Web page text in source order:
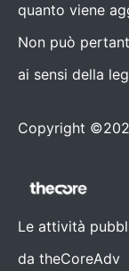
quanto viene
Non può
ai sensi della
Copyright
Le attività
da theCoreAdv